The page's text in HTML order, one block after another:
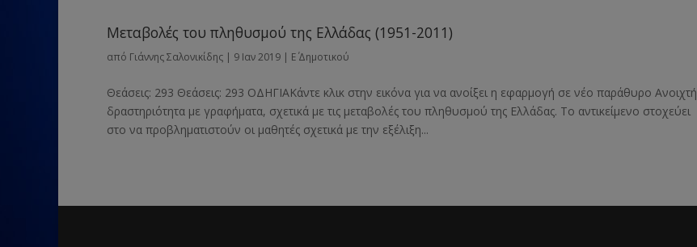
Μεταβολές του πληθυσμού της Ελλάδας (1951-2011)
από Γιάννης Σαλονικίδης | 9 Ιαν 2019 | Ε΄ Δημοτικού
Θεάσεις: 293 Θεάσεις: 293 ΟΔΗΓΙΑΚάντε κλικ στην εικόνα για να ανοίξει η εφαρμογή σε νέο παράθυρο Ανοιχτή
δραστηριότητα με γραφήματα, σχετικά με τις μεταβολές του πληθυσμού της Ελλάδας. Το αντικείμενο στοχεύει
στο να προβληματιστούν οι μαθητές σχετικά με την εξέλιξη...